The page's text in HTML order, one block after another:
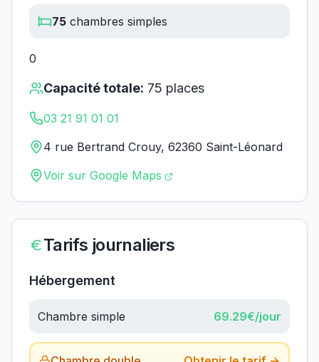
75 chambres simples
0
Capacité totale: 75 places
03 21 91 01 01
4 rue Bertrand Crouy, 62360 Saint-Léonard
Voir sur Google Maps
Tarifs journaliers
Hébergement
Chambre simple 69.29€/jour